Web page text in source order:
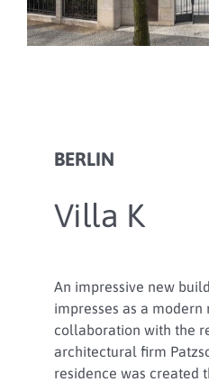
BERLIN
Villa K
An impressive new
impresses as a
collaboration with the
architectural firm
residence was created